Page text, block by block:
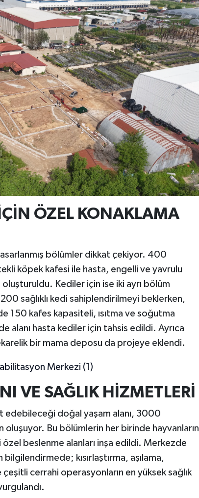
ÖZEL KONAKLAMA
bölümler dikkat çekiyor. 400
köpek kafesi ile hasta, engelli ve yavrulu
Kediler için ise iki ayrı bölüm
sağlıklı kedi sahiplendirilmeyi beklerken,
150 kafes kapasiteli, ısıtma ve soğutma
alanı hasta kediler için tahsis edildi. Ayrıca
bir mama deposu da projeye eklendi.
VE SAĞLIK HİZMETLERİ
edebileceği doğal yaşam alanı, 3000
Bu bölümlerin her birinde hayvanların
beslenme alanları inşa edildi. Merkezde
kısırlaştırma, aşılama,
cerrahi operasyonların en yüksek sağlık